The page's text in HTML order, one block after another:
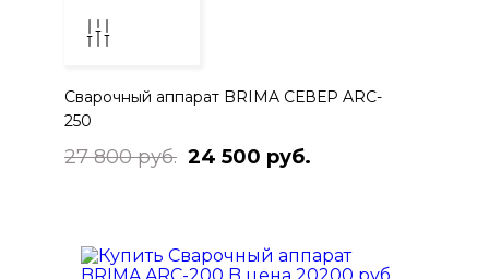
Сварочный аппарат BRIMA СЕВЕР ARC-
250
27 800 руб. 24 500 руб.